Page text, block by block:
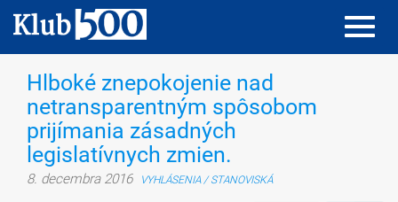
Hlboké znepokojenie nad
netransparentným spôsobom
prijímania zásadných
legislatívnych zmien.
8. decembra 2016 VYHLÁSENIA / STANOVISKÁ